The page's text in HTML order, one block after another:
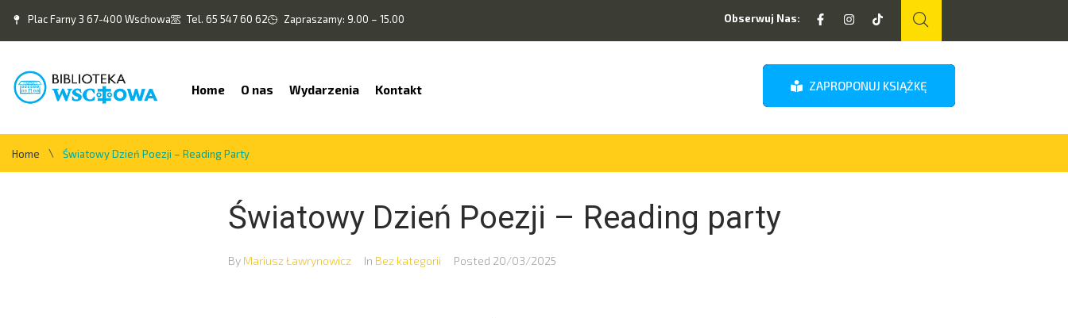
Plac Farny 3 67-400 Wschowa Tel. 65 547 60 62 Zapraszamy: 9.00 – 15.00 Obserwuj Nas:
Home O nas Wydarzenia Kontakt ZAPROPONUJ KSIĄŻKĘ
Home \ Światowy Dzień Poezji – Reading Party
Światowy Dzień Poezji – Reading party
By Mariusz Ławrynowicz In Bez kategorii Posted 20/03/2025